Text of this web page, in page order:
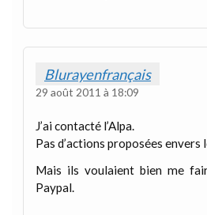
Blurayenfrançais
29 août 2011 à 18:09
J’ai contacté l’Alpa.
Pas d’actions proposées envers
Mais ils voulaient bien me
Paypal.